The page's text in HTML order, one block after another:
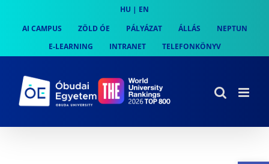
content
HU | EN
AI CAMPUS
ZÖLD ÓE PÁLYÁZAT ÁLLÁS
NEPTUN
E-LEARNING
INTRANET TELEFONKÖNYV